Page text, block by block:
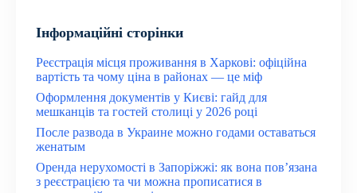
Інформаційні сторінки
Реєстрація місця проживання в Харкові: офіційна
вартість та чому ціна в районах — це міф
Оформлення документів у Києві: гайд для
мешканців та гостей столиці у 2026 році
После развода в Украине можно годами оставаться
женатым
Оренда нерухомості в Запоріжжі: як вона пов’язана
з реєстрацією та чи можна прописатися в